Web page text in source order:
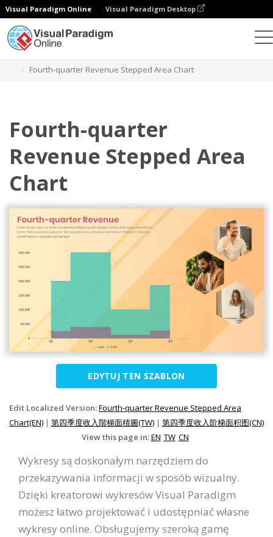
Visual Paradigm Online Visual Paradigm Desktop
Fourth-quarter Revenue Stepped Area Chart
Fourth-quarter
Revenue Stepped Area
Chart
EDYTUJ TEN SZABLON
Edit Localized Version:Fourth-quarter Revenue Stepped Area
Chart(EN) | 第四季度收入階梯面積圖(TW) | 第四季度收入阶梯面积图(CN)
View this page in:EN TW CN
Wykresy są doskonałym narzędziem do
przekazywania informacji w sposób wizualny.
Dzięki kreatorowi wykresów Visual Paradigm
możesz łatwo projektować i udostępniać własne
wykresy online. Obsługujemy szeroką gamę